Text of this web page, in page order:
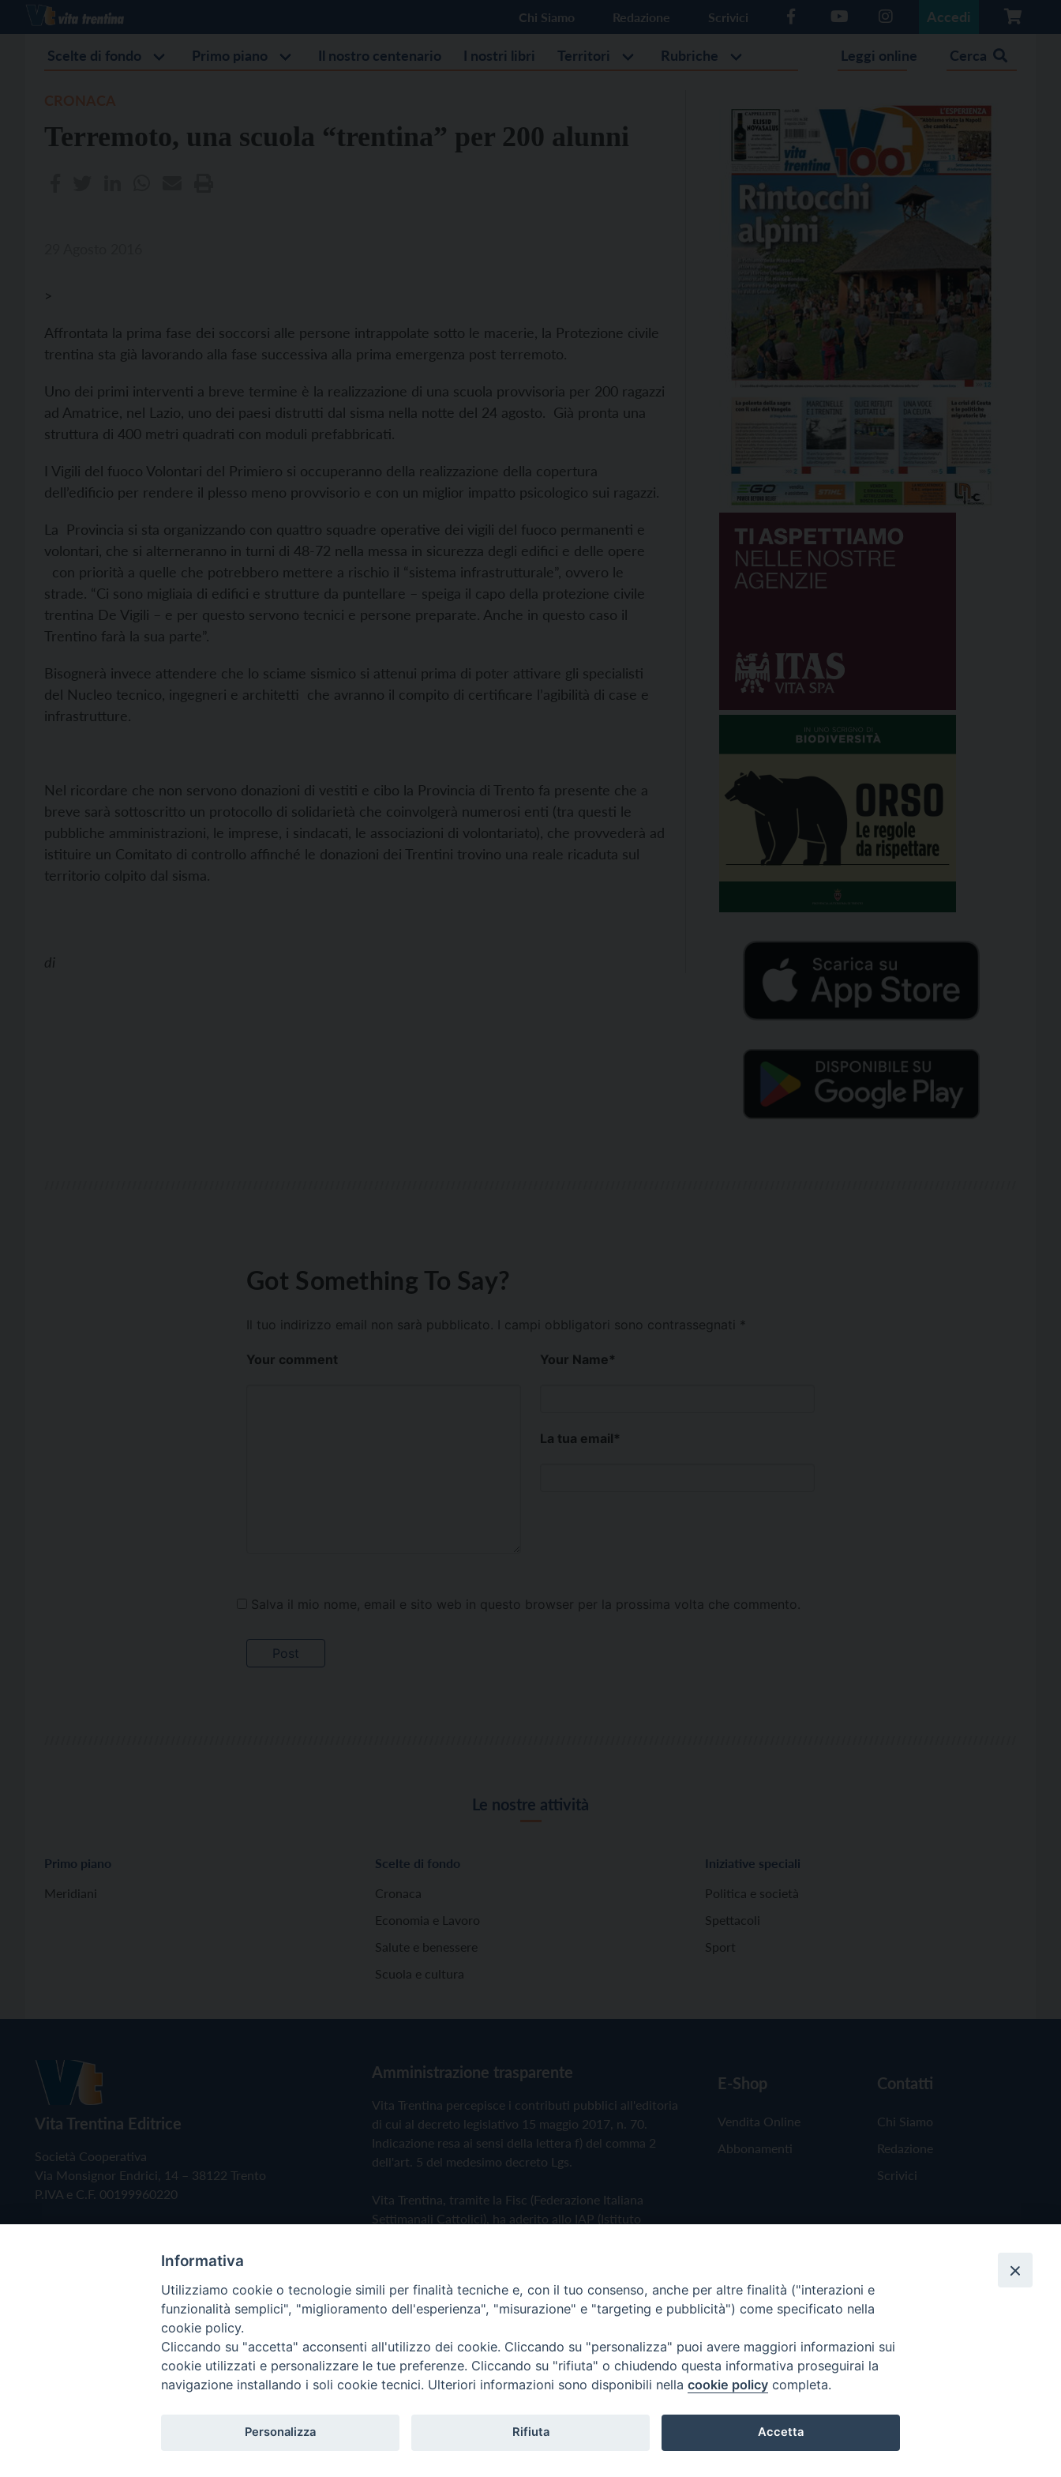
Chi Siamo Redazione Scrivici Accedi
Scelte di fondo Primo piano Il nostro centenario I nostri libri Territori Rubriche Leggi online Cerca
Terremoto, una scuola “trentina” per 200 alunni
>
Affrontata la prima fase dei soccorsi alle persone intrappolate sotto le macerie, la Protezione civile
trentina sta già lavorando alla fase successiva alla prima emergenza post terremoto.
Uno dei primi interventi a breve termine è la realizzazione di una scuola provvisoria per 200 ragazzi
ad Amatrice, nel Lazio, uno dei paesi distrutti dal sisma nella notte del 24 agosto. Già pronta una
struttura di 400 metri quadrati con moduli prefabbricati.
I Vigili del fuoco Volontari del Primiero si occuperanno della realizzazione della copertura
dell’edificio per rendere il plesso meno provvisorio e con un miglior impatto psicologico sui ragazzi.
La Provincia si sta organizzando con quattro squadre operative dei vigili del fuoco permanenti e
volontari, che si alterneranno in turni di 48-72 nella messa in sicurezza degli edifici e delle opere
con priorità a quelle che potrebbero mettere a rischio il “sistema infrastrutturale”, ovvero le
strade. “Ci sono migliaia di edifici e strutture da puntellare – speiga il capo della protezione civile
trentina De Vigili – e per questo servono tecnici e persone preparate. Anche in questo caso il
Trentino farà la sua parte”.
Bisognerà invece attendere che lo sciame sismico si attenui prima di poter attivare gli specialisti
del Nucleo tecnico, ingegneri e architetti che avranno il compito di certificare l’agibilità di case e
infrastrutture.
Nel ricordare che non servono donazioni di vestiti e cibo la Provincia di Trento fa presente che a
breve sarà sottoscritto un protocollo di solidarietà che coinvolgerà numerosi enti (tra questi le
pubbliche amministrazioni, le imprese, i sindacati, le associazioni di volontariato), che provvederà ad
istituire un Comitato di controllo affinché le donazioni dei Trentini trovino una reale ricaduta sul
territorio colpito dal sisma.
di
Got Something To Say?
Il tuo indirizzo email non sarà pubblicato. I campi obbligatori sono contrassegnati *
Your comment Your Name*
La tua email*
Salva il mio nome, email e sito web in questo browser per la prossima volta che commento.
Le nostre attività
Primo piano
Meridiani
Scelte di fondo
Cronaca
Economia e Lavoro
Salute e benessere
Scuola e cultura
Iniziative speciali
Politica e società
Spettacoli
Sport
Vita Trentina Editrice
Società Cooperativa
Via Monsignor Endrici, 14 – 38122 Trento
P.IVA e C.F. 00199960220
Amministrazione trasparente
Vita Trentina percepisce i contributi pubblici all'editoria
di cui al decreto legislativo 15 maggio 2017, n. 70.
Indicazione resa ai sensi della lettera f) del comma 2
dell'art. 5 del medesimo decreto Lgs.
Vita Trentina, tramite la Fisc (Federazione Italiana
Settimanali Cattolici), ha aderito allo IAP (Istituto
Privacy Policy Cookie Policy
E-Shop
Vendita Online
Abbonamenti
Contatti
Chi Siamo
Redazione
Scrivici
Copyright © 2019 - Tutti i diritti riservati - Vita Trentina Editrice
Informativa
Utilizziamo cookie o tecnologie simili per finalità tecniche e, con il tuo consenso, anche per altre finalità ("interazioni e
funzionalità semplici", "miglioramento dell'esperienza", "misurazione" e "targeting e pubblicità") come specificato nella
cookie policy.
Cliccando su "accetta" acconsenti all'utilizzo dei cookie. Cliccando su "personalizza" puoi avere maggiori informazioni sui
cookie utilizzati e personalizzare le tue preferenze. Cliccando su "rifiuta" o chiudendo questa informativa proseguirai la
navigazione installando i soli cookie tecnici. Ulteriori informazioni sono disponibili nella cookie policy completa.
Personalizza Rifiuta Accetta